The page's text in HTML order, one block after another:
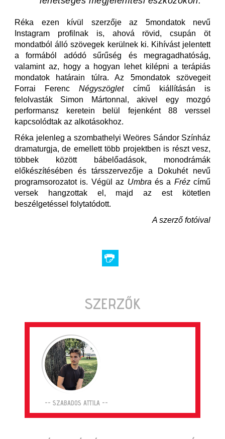
Réka ezen kívül szerzője az 5mondatok nevű
Instagram profilnak is, ahová rövid, csupán öt
mondatból álló szövegek kerülnek ki. Kihívást jelentett
a formából adódó sűrűség és megragadhatóság,
valamint az, hogy a hogyan lehet kilépni a terápiás
mondatok határain túlra. Az 5mondatok szövegeit
Forrai FerencNégyszöglet című kiállításán is
felolvasták Simon Mártonnal, akivel egy mozgó
performansz keretein belül fejenként 88 verssel
kapcsolódtak az alkotásokhoz.
Réka jelenleg a szombathelyi Weöres Sándor Színház
dramaturgja, de emellett több projektben is részt vesz,
többek között bábelőadások, monodrámák
előkészítésében és társszervezője a Dokuhét nevű
programsorozatot is. Végül az Umbra és a Frézcímű
versek hangzottak el, majd az est kötetlen
beszélgetéssel folytatódott.
A szerző fotóival
SZERZŐK
-- SZABADOS ATTILA --